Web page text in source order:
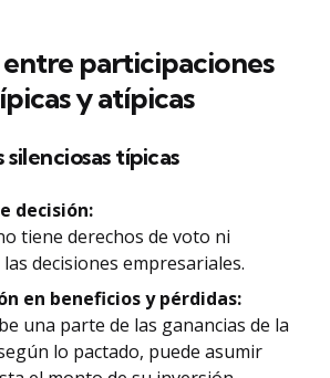
participaciones
y atípicas
típicas
decisión:
tiene derechos de voto ni
decisiones empresariales.
en beneficios y pérdidas:
una parte de las ganancias de la
lo pactado, puede asumir